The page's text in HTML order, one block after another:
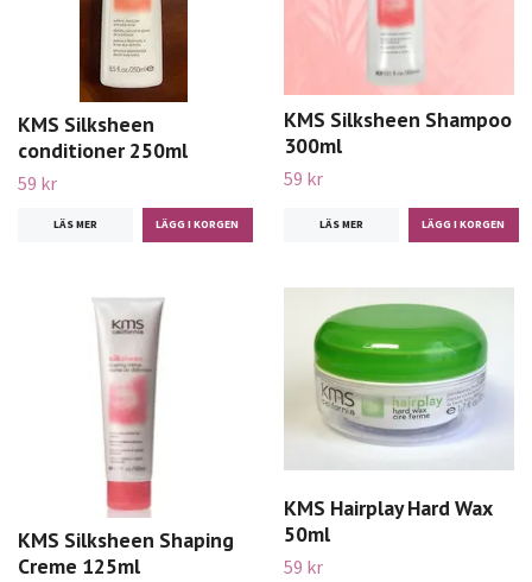
KMS Silksheen
conditioner 250ml
59 kr
LÄS MER
KMS Silksheen Shampoo
300ml
59 kr
LÄS MER
KMS Silksheen Shaping
Creme 125ml
KMS Hairplay Hard Wax
50ml
59 kr